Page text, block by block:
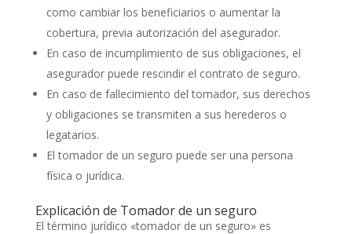
como cambiar los beneficiarios o aumentar la
cobertura, previa autorización del asegurador.
En caso de incumplimiento de sus obligaciones, el
asegurador puede rescindir el contrato de seguro.
En caso de fallecimiento del tomador, sus derechos
y obligaciones se transmiten a sus herederos o
legatarios.
El tomador de un seguro puede ser una persona
física o jurídica.
Explicación de Tomador de un seguro
El término jurídico «tomador de un seguro» es